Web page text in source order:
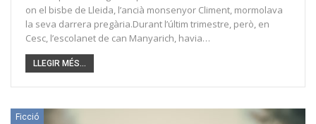
on el bisbe de Lleida, l’ancià monsenyor Climent, mormolava
la seva darrera pregària.Durant l’últim trimestre, però, en
Cesc, l’escolanet de can Manyarich, havia…
LLEGIR MÉS...
Ficció